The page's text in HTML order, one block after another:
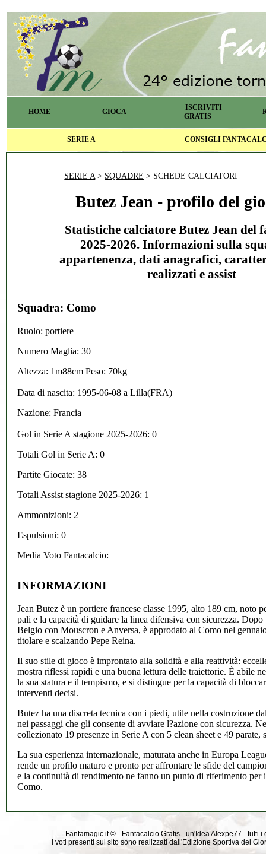
HOME GIOCA
ISCRIVITI
GRATIS
SERIE A CONSIGLI
SERIE A> SQUADRE > SCHEDE CALCIATORI
Butez Jean - profilo del
Statistiche calciatore Butez Jean del
2025-2026. Informazioni sulla
appartenenza, dati anagrafici,
realizzati e assist
Squadra: Como
Ruolo: portiere
Numero Maglia: 30
Altezza: 1m88cm Peso: 70kg
Data di nascita: 1995-06-08 a Lilla(FRA)
Nazione: Francia
Gol in Serie A stagione 2025-2026: 0
Totali Gol in Serie A: 0
Partite Giocate: 38
Totali Assist stagione 2025-2026: 1
Ammonizioni: 2
Espulsioni: 0
Media Voto Fantacalcio:
INFORMAZIONI
Jean Butez è un portiere francese classe 1995, alto 189 cm, noto
pali e la capacità di guidare la linea difensiva con sicurezza. Dopo
Belgio con Mouscron e Anversa, è approdato al Como nel
titolare e scalzando Pepe Reina.
Il suo stile di gioco è improntato alla solidità e alla reattività:
mostra riflessi rapidi e una buona lettura delle traiettorie. È abile
la sua statura e il tempismo, e si distingue per la capacità di
interventi decisi.
Butez ha una discreta tecnica con i piedi, utile nella costruzione
nei passaggi che gli consente di avviare l?azione con sicurezza.
collezionato 19 presenze in Serie A con 5 clean sheet e 49 parate,
La sua esperienza internazionale, maturata anche in Europa
rende un profilo maturo e pronto per affrontare le sfide del
e la continuità di rendimento ne fanno un punto di riferimento per
Como.
Fantamagic.it © - Fantacalcio Gratis - un'Idea Alexpe77 -
I voti presenti sul sito sono realizzati dall'Edizione Sportiva del